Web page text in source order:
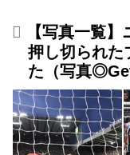
【写真一覧
押し切られた
た（写真